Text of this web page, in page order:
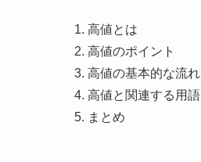
高値とは
高値のポイント
高値の基本的な流れ
高値と関連する用語
まとめ